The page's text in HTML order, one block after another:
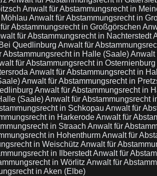
Anwalt für Abstammungsrecht in
Anwalt für Abstammungsrecht in
Abstammungsrecht in Großgörschen
für Abstammungsrecht in Nachterstedt
Quedlinburg Anwalt für
Abstammungsrecht in Halle (Saale)Anwalt
für Abstammungsrecht in Osternienburg
Anwalt für Abstammungsrecht in
Anwalt für Abstammungsrecht in
Anwalt für Abstammungsrecht in
(Saale)Anwalt für Abstammungsrecht
in Schkopau Anwalt für
in HarkerodeAnwalt für
in Straach Anwalt für
in HohenthurmAnwalt für
in Weischütz Anwalt für
in IlberstedtAnwalt für
in Wörlitz Anwalt für
in Aken (Elbe)